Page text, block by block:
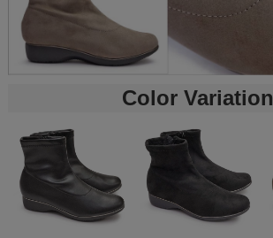
Color Variation